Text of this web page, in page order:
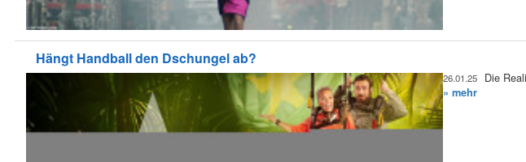
Hängt Handball den Dschungel ab?
26.01.25 Die
» mehr